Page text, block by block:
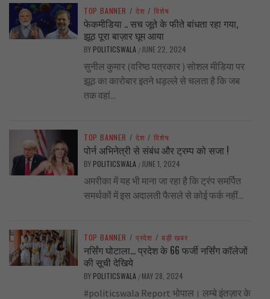
TOP BANNER / देश / विशेष
फेकमीडिया .. सच जूते के फीते बांधता रहा गया,
झूठ पूरा बाज़ार घूम आया
BY POLITICSWALA / JUNE 22, 2024
सुनील कुमार (वरिष्ठ पत्रकार ) सोशल मीडिया पर
झूठ का कारोबार इतने धड़ल्ले से चलता है कि जब
तक वहां...
TOP BANNER / देश / विशेष
पोर्न अभिनेत्री से संबंध और ट्रम्प को सजा !
BY POLITICSWALA / JUNE 1, 2024
अमरीका में यह भी माना जा रहा है कि ट्रंप समर्पित
समर्थकों में इस अदालती फैसले से कोई फर्क नहीं...
TOP BANNER / प्रदेश / बड़ी खबर
नर्सिंग घोटाला… प्रदेश के 66 फर्जी नर्सिंग कॉलेजों
की सूची देखिये
BY POLITICSWALA / MAY 28, 2024
#politicswala Report भोपाल। लम्बे इंतज़ार के